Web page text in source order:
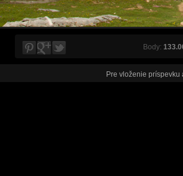
Body:
Pre vloženie